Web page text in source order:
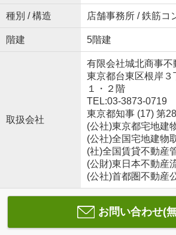
種別 / 構造 店舗事務所 / 鉄筋コ
階建 5階建
取扱会社
有限会社城北商事不
東京都台東区根岸
１・２階
TEL:03-3873-0719
東京都知事 (17) 第
(公社)東京都宅地建
(公社)全国宅地建物
(社)全国賃貸不動産
(公財)東日本不動産
(公社)首都圏不動産
お問い合わせ(